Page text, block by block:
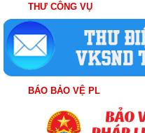
THƯ CÔNG VỤ
BÁO BẢO VỆ PL